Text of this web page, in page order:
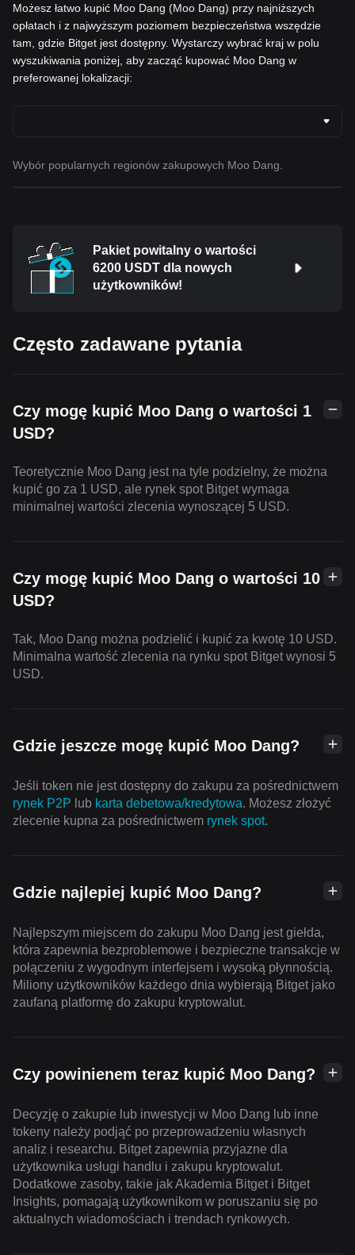
Możesz łatwo kupić Moo Dang (Moo Dang) przy najniższych
opłatach i z najwyższym poziomem bezpieczeństwa wszędzie
tam, gdzie Bitget jest dostępny. Wystarczy wybrać kraj w polu
wyszukiwania poniżej, aby zacząć kupować Moo Dang w
preferowanej lokalizacji:
Wybór popularnych regionów zakupowych Moo Dang.
Pakiet powitalny o wartości
6200 USDT dla nowych
użytkowników!
Często zadawane pytania
Czy mogę kupić Moo Dang o wartości 1
USD?
Teoretycznie Moo Dang jest na tyle podzielny, że można
kupić go za 1 USD, ale rynek spot Bitget wymaga
minimalnej wartości zlecenia wynoszącej 5 USD.
Czy mogę kupić Moo Dang o wartości 10
USD?
Tak, Moo Dang można podzielić i kupić za kwotę 10 USD.
Minimalna wartość zlecenia na rynku spot Bitget wynosi 5
USD.
Gdzie jeszcze mogę kupić Moo Dang?
Jeśli token nie jest dostępny do zakupu za pośrednictwem
rynek P2P lub karta debetowa/kredytowa. Możesz złożyć
zlecenie kupna za pośrednictwem rynek spot.
Gdzie najlepiej kupić Moo Dang?
Najlepszym miejscem do zakupu Moo Dang jest giełda,
która zapewnia bezproblemowe i bezpieczne transakcje w
połączeniu z wygodnym interfejsem i wysoką płynnością.
Miliony użytkowników każdego dnia wybierają Bitget jako
zaufaną platformę do zakupu kryptowalut.
Czy powinienem teraz kupić Moo Dang?
Decyzję o zakupie lub inwestycji w Moo Dang lub inne
tokeny należy podjąć po przeprowadzeniu własnych
analiz i researchu. Bitget zapewnia przyjazne dla
użytkownika usługi handlu i zakupu kryptowalut.
Dodatkowe zasoby, takie jak Akademia Bitget i Bitget
Insights, pomagają użytkownikom w poruszaniu się po
aktualnych wiadomościach i trendach rynkowych.